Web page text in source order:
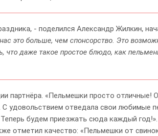
- поделился Александр Жилкин,
это больше, чем спонсорство. Это
что даже такое простое блюдо, как
партнёра. «Пельмешки просто отличные!
С удовольствием отведала свои любимые
будем приезжать сюда каждый
отметил качество: «Пельмешки от